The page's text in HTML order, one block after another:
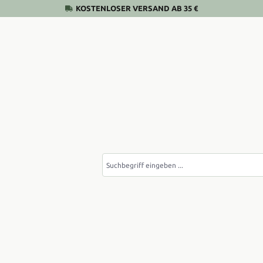
KOSTENLOSER VERSAND AB 35 €